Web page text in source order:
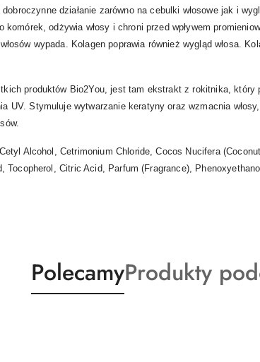
działanie zarówno na cebulki włosowe jak i
odżywia włosy i chroni przed wpływem
wypada. Kolagen poprawia również wygląd włosa.
produktów Bio2You, jest tam ekstrakt z rokitnika, który
UV. Stymuluje wytwarzanie keratyny oraz wzmacnia
Alcohol, Cetrimonium Chloride, Cocos Nucifera
Tocopherol, Citric Acid, Parfum (Fragrance),
Produkty
o
PolecamyProdukty
o
Produkty